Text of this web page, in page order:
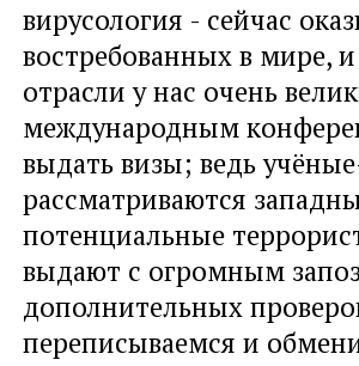
вирусология - сейчас
востребованных в мире,
отрасли у нас очень
международным
выдать визы; ведь
рассматриваются
потенциальные
выдают с огромным
дополнительных
переписываемся и